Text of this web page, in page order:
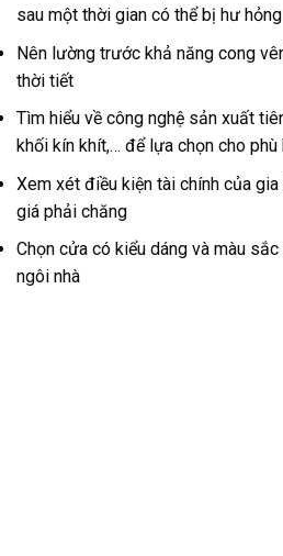
sau một thời gian có thể bị hư hỏng
Nên lường trước khả năng cong
thời tiết
Tìm hiểu về công nghệ sản xuất
khối kín khít,… để lựa chọn cho phù
Xem xét điều kiện tài chính của
giá phải chăng
Chọn cửa có kiểu dáng và màu
ngôi nhà